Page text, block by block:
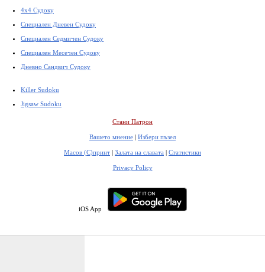
4x4 Судоку
Специален Дневен Судоку
Специален Седмичен Судоку
Специален Месечен Судоку
Дневно Сандвич Судоку
Killer Sudoku
Jigsaw Sudoku
Стани Патрон
Вашето мнение | Избери пъзел
Масов (С)принт | Залата на славата | Статистики
Privacy Policy
iOS App